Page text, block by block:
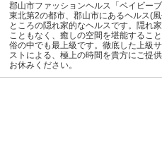
郡山市ファッションヘルス「ベイビー
東北第2の都市、郡山市にあるヘルス(
ところの隠れ家的なヘルスです。隠れ
こともなく、癒しの空間を堪能するこ
俗の中でも最上級です。徹底した上級
ストによる、極上の時間を貴方にご提
お休みください。